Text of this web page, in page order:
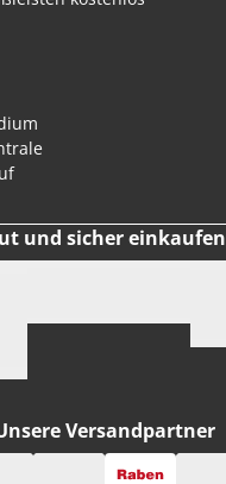
und sicher einkaufen
Versandpartner